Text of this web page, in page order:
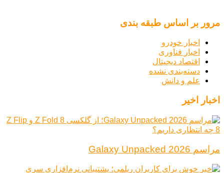
مرور بر اساس طبقه بندی
اخبار خودرو
اخبار فناوری
اقتصاد دیجیتال
دسته‌بندی نشده
علم و دانش
اخبار اخیر
مراسم Galaxy Unpacked 2026